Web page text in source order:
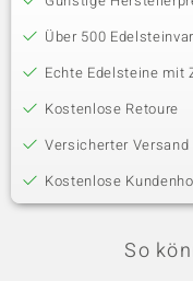
Über 500
Echte Edelsteine mit
Kostenlose Retoure
Versicherter Versand
Kostenlose
So